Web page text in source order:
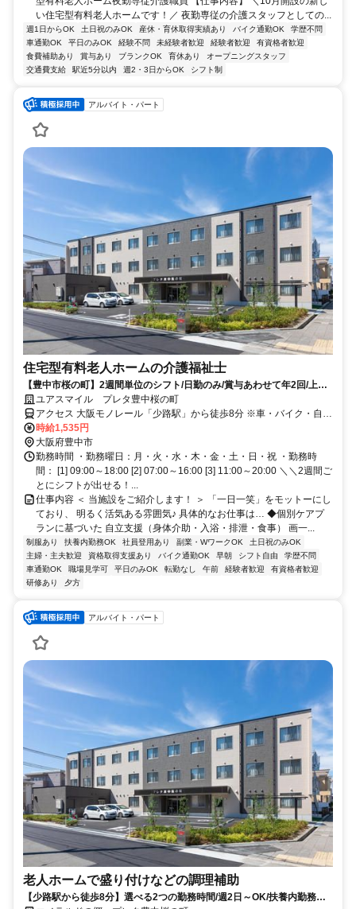
い住宅型有料老人ホームです！／ 夜勤専従の介護スタッフとしての...
週1日からOK 土日祝のみOK 産休・育休取得実績あり バイク通勤OK
学歴不問
車通勤OK
平日のみOK 経験不問 未経験者歓迎 経験者歓迎
有資格者歓迎
食費補助あり
賞与あり ブランクOK 育休あり
オープニングスタッフ
交通費支給
駅近5分以内 週2・3日からOK シフト制
アルバイト・パート
住宅型有料老人ホームの介護福祉士
【豊中市桜の町】2週間単位のシフト/日勤のみ/賞与あわせて年2回/上場
グループ企業
ユアスマイル プレタ豊中桜の町
アクセス 大阪モノレール「少路駅」から徒歩8分 ※車・バイク・自転
車通勤可！ （駐車場あり）
時給1,535円
大阪府豊中市
勤務時間 ・勤務曜日：月・火・水・木・金・土・日・祝 ・勤務時
間： [1] 09:00～18:00 [2] 07:00～16:00 [3] 11:00～20:00 ＼＼2週間ご
とにシフトが出せる！...
仕事内容 ＜ 当施設をご紹介します！ ＞ 「一日一笑」をモットーにし
ており、 明るく活気ある雰囲気♪ 具体的なお仕事は… ◆個別ケアプ
ランに基づいた 自立支援（身体介助・入浴・排泄・食事） 画一...
制服あり 扶養内勤務OK 社員登用あり 副業・WワークOK
土日祝のみOK
主婦・主夫歓迎
資格取得支援あり バイク通勤OK 早朝 シフト自由
学歴不問
車通勤OK
職場見学可 平日のみOK 転勤なし 午前 経験者歓迎
有資格者歓迎
研修あり
夕方
アルバイト・パート
老人ホームで盛り付けなどの調理補助
【少路駅から徒歩8分】選べる2つの勤務時間/週2日～OK/扶養内勤務・